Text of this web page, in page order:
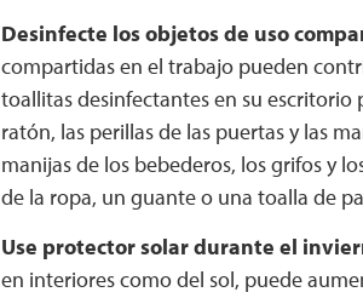
Desinfecte los objetos de uso
compartidas en el trabajo pueden
toallitas desinfectantes en su
ratón, las perillas de las puertas y las
manijas de los bebederos, los grifos y
de la ropa, un guante o una toalla de
Use protector solar durante el
en interiores como del sol, puede